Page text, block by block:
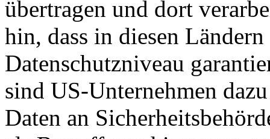
übertragen und dort
hin, dass in diesen
Datenschutzniveau
sind US-Unternehmen
Daten an